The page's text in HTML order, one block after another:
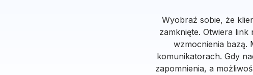
Wyobraź sobie, że
zamknięte. Otwiera link
wzmocnienia bazą.
komunikatorach. Gdy
zapomnienia, a